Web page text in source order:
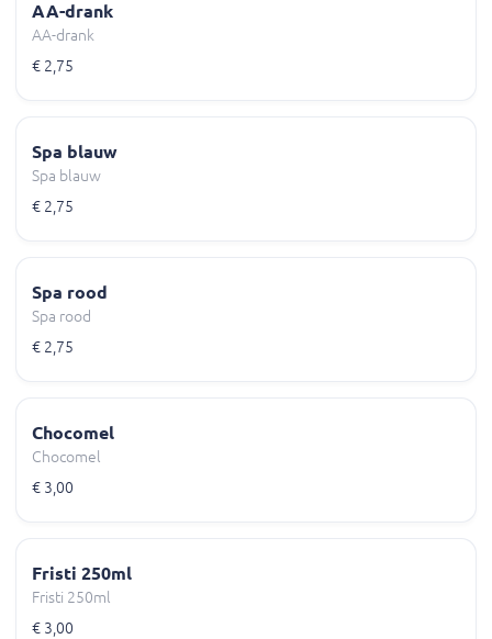
AA-drank
AA-drank
€ 2,75
Spa blauw
Spa blauw
€ 2,75
Spa rood
Spa rood
€ 2,75
Chocomel
Chocomel
€ 3,00
Fristi 250ml
Fristi 250ml
€ 3,00